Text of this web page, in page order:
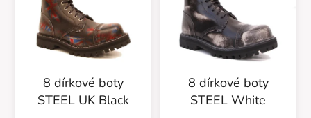
8 dírkové boty
STEEL UK Black
8 dírkové boty
STEEL White